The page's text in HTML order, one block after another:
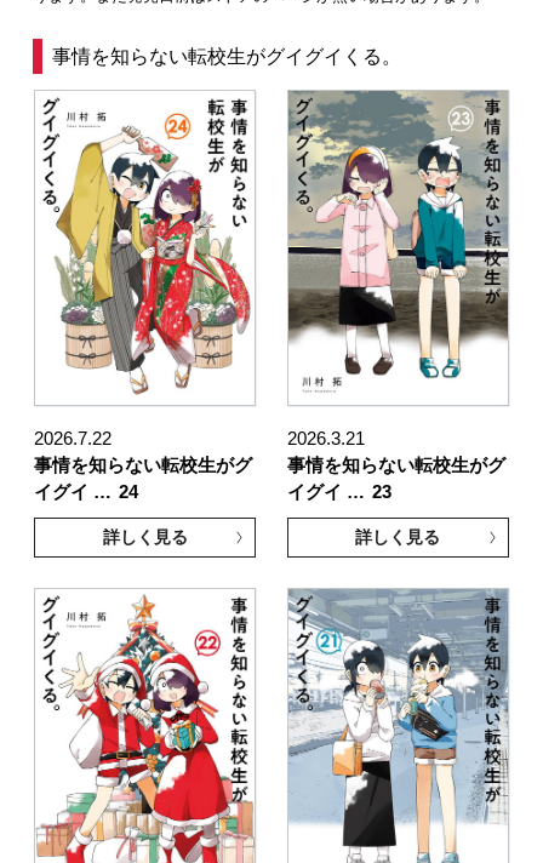
事情を知らない転校生がグイグイくる。
2026.7.22
事情を知らない転校生がグ
イグイ … 24
詳しく見る
2026.3.21
事情を知らない転校生がグ
イグイ … 23
詳しく見る